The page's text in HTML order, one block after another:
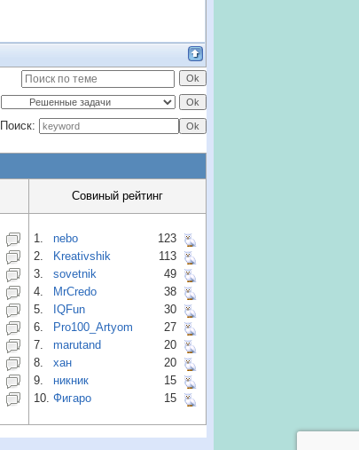
Поиск:
Совиный рейтинг
1. nebo
123
2.
Kreativshik
113
3.
sovetnik
49
4.
MrCredo
38
5.
IQFun
30
6.
Pro100_Artyom
27
7.
marutand
20
8.
хан
20
9.
никник
15
10. Фигаро 15